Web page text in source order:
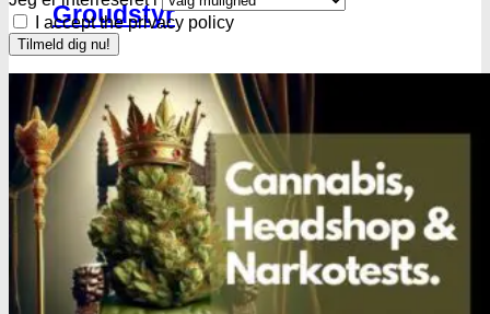
Groudstyr
Grolys
LED pære
LED lamper
CMH lys
HPS/MH lys
T5 lamper | Plantedyrkning
Grønt lys - Plante neutralt
Lampeophæng
Splittere til E27 pærer
Beskyttelsesbriller
I accept the privacy policy